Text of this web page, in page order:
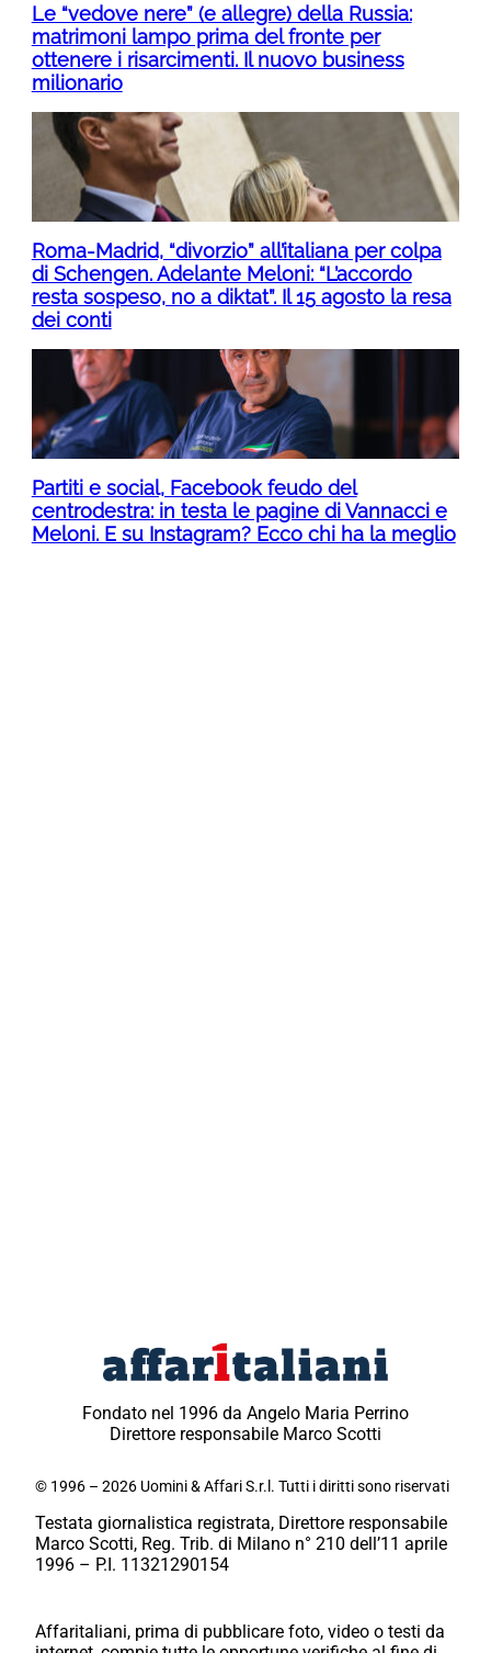
Le “vedove nere” (e allegre) della Russia:
matrimoni lampo prima del fronte per
ottenere i risarcimenti. Il nuovo business
milionario
Roma-Madrid, “divorzio” all’italiana per colpa
di Schengen. Adelante Meloni: “L’accordo
resta sospeso, no a diktat”. Il 15 agosto la resa
dei conti
Partiti e social, Facebook feudo del
centrodestra: in testa le pagine di Vannacci e
Meloni. E su Instagram? Ecco chi ha la meglio
Fondato nel 1996 da Angelo Maria Perrino
Direttore responsabile Marco Scotti
© 1996 – 2026 Uomini & Affari S.r.l. Tutti i diritti sono riservati
Testata giornalistica registrata, Direttore responsabile
Marco Scotti, Reg. Trib. di Milano n° 210 dell’11 aprile
1996 – P.I. 11321290154
Affaritaliani, prima di pubblicare foto, video o testi da